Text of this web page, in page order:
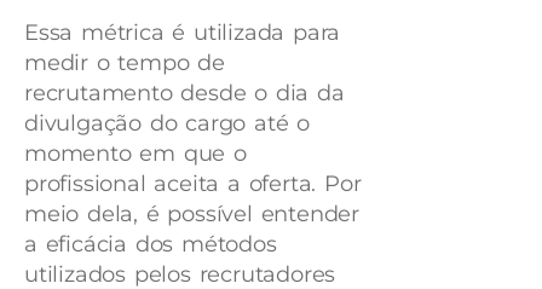
Essa métrica é utilizada para
medir o tempo de
recrutamento desde o dia da
divulgação do cargo até o
momento em que o
profissional aceita a oferta. Por
meio dela, é possível entender
a eficácia dos métodos
utilizados pelos recrutadores